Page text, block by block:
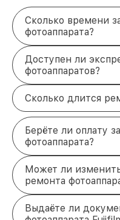
к съёмке.
Прозрачная
цену на ремонт
скрытых
Завершите
уже сегодня
Чем быстрее вы
меньше рисков
результате
специалисты
снова радовал
работой. Свяжитесь
214-74-99
проспект, 153, лит. А.
Сколько времени
фотоаппарата?
Доступен ли
фотоаппаратов?
Сколько длится
Берёте ли оплату
фотоаппарата?
Может ли
ремонта
Выдаёте ли